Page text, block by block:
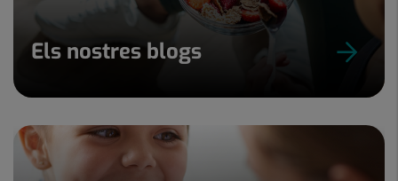
Els nostres blogs